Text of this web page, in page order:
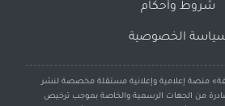
شروط وأحكام
الخصوصية
منصة إعلامية وإعلانية مستقلة مخصصة لنشر
من الجهات الرسمية والخاصة بموجب ترخيص